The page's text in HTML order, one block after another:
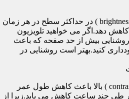
تنظیمات روشنایی تلویزیون (brightness ) در حداکثر سطح در هر زمان
دهد.اگر می خواهید تلویزیون
روشنایی بیش از حد صفحه که باعث
کنید.بهتر است روشنایی در
استفاده از سطح کنتراست (contrast ) بالا باعث کاهش طول عمر
طی چند ساعت کاهش می یابد.زیرا از